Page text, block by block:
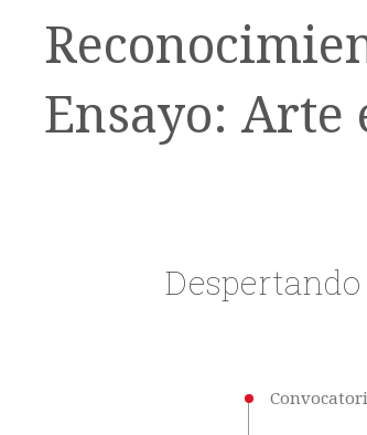
Ensayo: Arte